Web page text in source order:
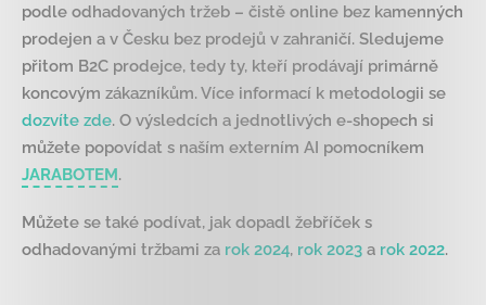
podle odhadovaných tržeb – čistě online bez kamenných
prodejen a v Česku bez prodejů v zahraničí. Sledujeme
přitom B2C prodejce, tedy ty, kteří prodávají primárně
koncovým zákazníkům. Více informací k metodologii se
dozvíte zde. O výsledcích a jednotlivých e-shopech si
můžete popovídat s naším externím AI pomocníkem
JARABOTEM.
Můžete se také podívat, jak dopadl žebříček s
odhadovanými tržbami za rok 2024, rok 2023 a rok 2022.